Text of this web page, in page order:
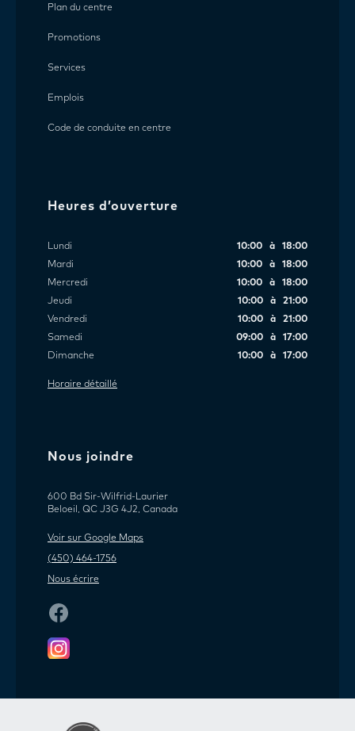
Plan du centre
Promotions
Services
Emplois
Code de conduite en centre
Heures d’ouverture
Lundi
10:00 à 18:00
Mardi
10:00 à 18:00
Mercredi
10:00 à 18:00
Jeudi
10:00 à 21:00
Vendredi
10:00 à 21:00
Samedi
09:00 à 17:00
Dimanche
10:00 à 17:00
Horaire détaillé
Nous joindre
600 Bd Sir-Wilfrid-Laurier
Beloeil, QC J3G 4J2, Canada
Voir sur Google Maps
(450) 464-1756
Nous écrire